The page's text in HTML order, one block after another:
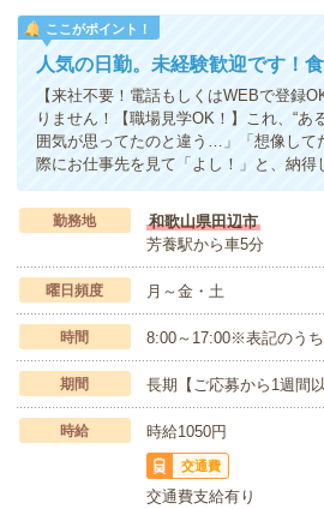
ここがポイント！
人気の日勤。未経験歓迎です！
【来社不要！電話もしくはWEBで登
りません！【職場見学OK！】これ、“あ
囲気が思ってたのと違う…」「想像し
際にお仕事先を見て「よし！」と、納
勤務地
和歌山県田辺市
芳養駅から車5分
曜日頻度 月～金・土
時間 8:00～17:00※表記のうち
期間 長期【ご応募から1週間
時給 時給1050円
交通費
交通費支給有り